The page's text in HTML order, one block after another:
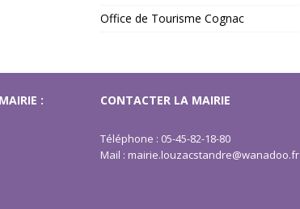
Office de Tourisme Cognac
: CONTACTER LA MAIRIE
Téléphone : 05-45-82-18-80
Mail : mairie.louzacstandre@wanadoo.fr